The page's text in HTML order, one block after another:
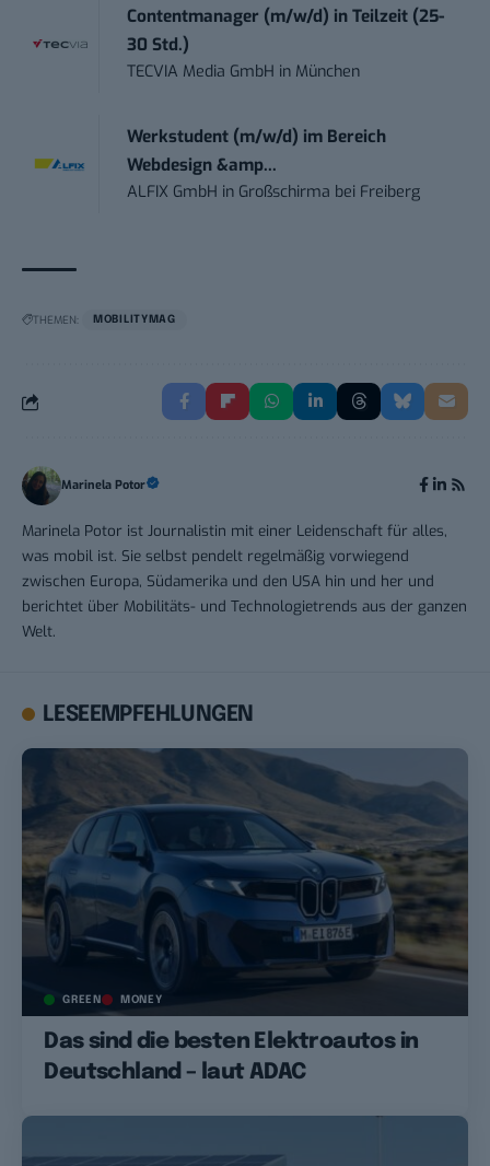
Contentmanager (m/w/d) in Teilzeit (25-
30 Std.)
TECVIA Media GmbH in München
Werkstudent (m/w/d) im Bereich
Webdesign &amp...
ALFIX GmbH in Großschirma bei Freiberg
THEMEN: MOBILITYMAG
Marinela Potor
Marinela Potor ist Journalistin mit einer Leidenschaft für alles,
was mobil ist. Sie selbst pendelt regelmäßig vorwiegend
zwischen Europa, Südamerika und den USA hin und her und
berichtet über Mobilitäts- und Technologietrends aus der ganzen
Welt.
LESEEMPFEHLUNGEN
GREEN MONEY
Das sind die besten Elektroautos in
Deutschland – laut ADAC